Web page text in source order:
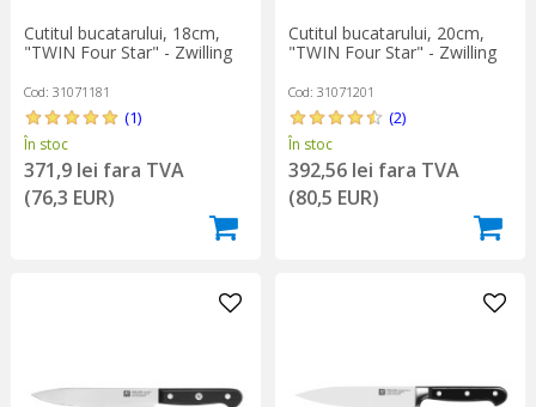
Cutitul bucatarului, 18cm,
"TWIN Four Star" - Zwilling
Cod: 31071181
(1)
În stoc
371,9 lei fara TVA
(76,3 EUR)
Cutitul bucatarului, 20cm,
"TWIN Four Star" - Zwilling
Cod: 31071201
(2)
În stoc
392,56 lei fara TVA
(80,5 EUR)